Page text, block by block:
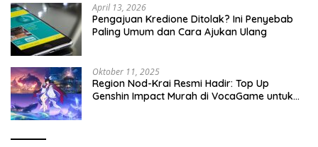
April 13, 2026
Pengajuan Kredione Ditolak? Ini Penyebab
Paling Umum dan Cara Ajukan Ulang
Oktober 11, 2025
Region Nod-Krai Resmi Hadir: Top Up
Genshin Impact Murah di VocaGame untuk